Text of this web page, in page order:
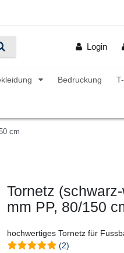
Login
Bedruckung
cm
Tornetz
mm PP, 80/150
hochwertiges Tornetz für
(2)